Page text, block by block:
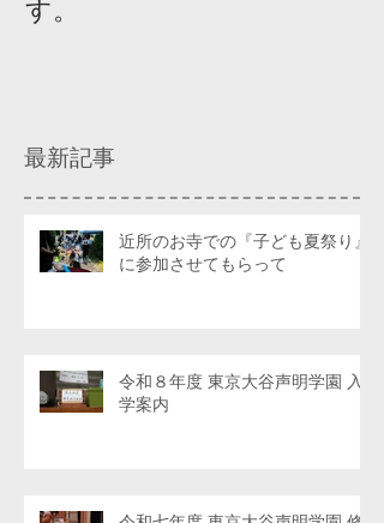
す。
最新記事
近所のお寺での『子ども夏祭り』
に参加させてもらって
令和８年度 東京大谷声明学園 入
学案内